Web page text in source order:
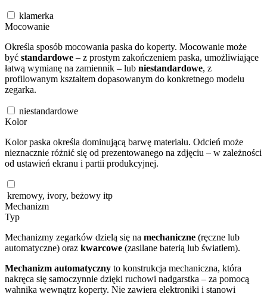
klamerka
Mocowanie
Określa sposób mocowania paska do koperty. Mocowanie może
być standardowe – z prostym zakończeniem paska, umożliwiające
łatwą wymianę na zamiennik – lub niestandardowe, z
profilowanym kształtem dopasowanym do konkretnego modelu
zegarka.
niestandardowe
Kolor
Kolor paska określa dominującą barwę materiału. Odcień może
nieznacznie różnić się od prezentowanego na zdjęciu – w zależności
od ustawień ekranu i partii produkcyjnej.
kremowy, ivory, beżowy itp
Mechanizm
Typ
Mechanizmy zegarków dzielą się na mechaniczne (ręczne lub
automatyczne) oraz kwarcowe (zasilane baterią lub światłem).
Mechanizm automatyczny to konstrukcja mechaniczna, która
nakręca się samoczynnie dzięki ruchowi nadgarstka – za pomocą
wahnika wewnątrz koperty. Nie zawiera elektroniki i stanowi